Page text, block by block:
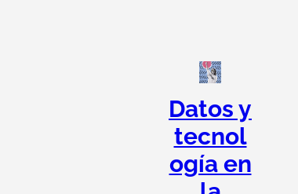
Datos y
tecnol
ogía en